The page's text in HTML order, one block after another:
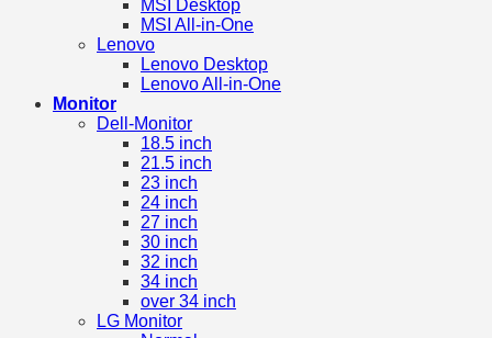
MSI Desktop
MSI All-in-One
Lenovo
Lenovo Desktop
Lenovo All-in-One
Monitor
Dell-Monitor
18.5 inch
21.5 inch
23 inch
24 inch
27 inch
30 inch
32 inch
34 inch
over 34 inch
LG Monitor